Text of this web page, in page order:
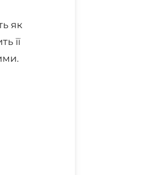
як
її